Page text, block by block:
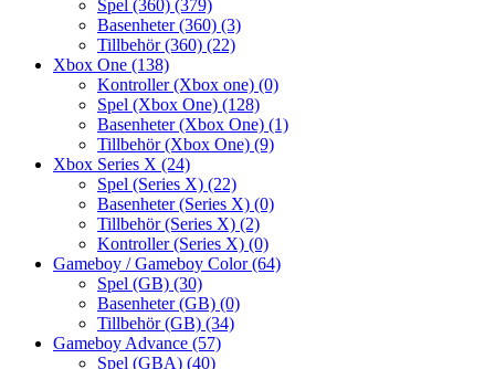
Spel (360) (379)
Basenheter (360) (3)
Tillbehör (360) (22)
Xbox One (138)
Kontroller (Xbox one) (0)
Spel (Xbox One) (128)
Basenheter (Xbox One) (1)
Tillbehör (Xbox One) (9)
Xbox Series X (24)
Spel (Series X) (22)
Basenheter (Series X) (0)
Tillbehör (Series X) (2)
Kontroller (Series X) (0)
Gameboy / Gameboy Color(64)
Spel (GB) (30)
Basenheter (GB) (0)
Tillbehör (GB) (34)
Gameboy Advance (57)
Spel (GBA) (40)